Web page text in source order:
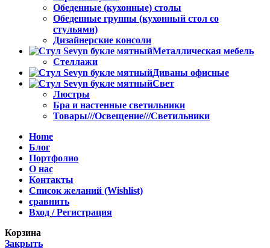
Обеденные (кухонные) столы
Обеденные группы (кухонный стол со
стульями)
Дизайнерские консоли
Металлическая мебель
Стеллажи
Диваны офисные
Свет
Люстры
Бра и настенные светильники
Товары///Освещение///Светильники
Home
Блог
Портфолио
О нас
Контакты
Список желаний (Wishlist)
сравнить
Вход / Регистрация
Корзина
Закрыть